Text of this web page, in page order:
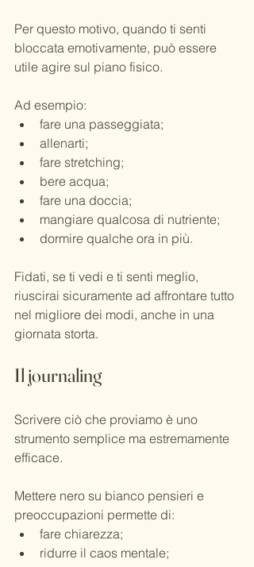
Per questo motivo, quando ti senti
bloccata emotivamente, può essere
utile agire sul piano fisico.
Ad esempio:
fare una passeggiata;
allenarti;
fare stretching;
bere acqua;
fare una doccia;
mangiare qualcosa di nutriente;
dormire qualche ora in più.
Fidati, se ti vedi e ti senti meglio,
riuscirai sicuramente ad affrontare tutto
nel migliore dei modi, anche in una
giornata storta.
Il journaling
Scrivere ciò che proviamo è uno
strumento semplice ma estremamente
efficace.
Mettere nero su bianco pensieri e
preoccupazioni permette di:
fare chiarezza;
ridurre il caos mentale;